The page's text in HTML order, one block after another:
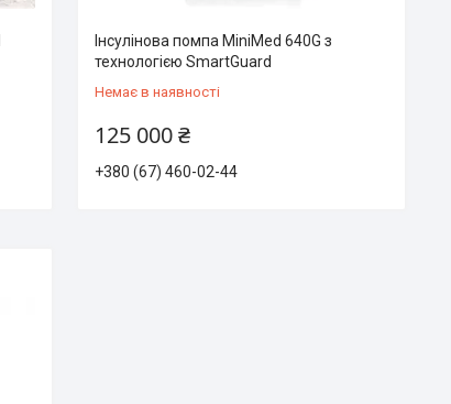
Інсулінова помпа MiniMed 640G з
технологією SmartGuard
Немає в наявності
125 000 ₴
+380 (67) 460-02-44